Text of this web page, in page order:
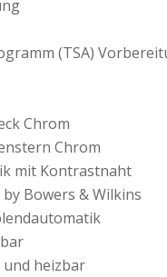
(TSA)
Chrom
Chrom
mit Kontrastnaht
Bowers & Wilkins
heizbar